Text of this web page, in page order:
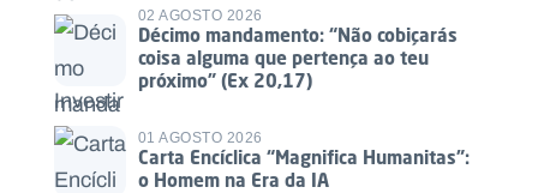
02 AGOSTO 2026
Décimo mandamento: “Não cobiçarás
coisa alguma que pertença ao teu
próximo” (Ex 20,17)
01 AGOSTO 2026
Carta Encíclica “Magnifica Humanitas”:
o Homem na Era da IA